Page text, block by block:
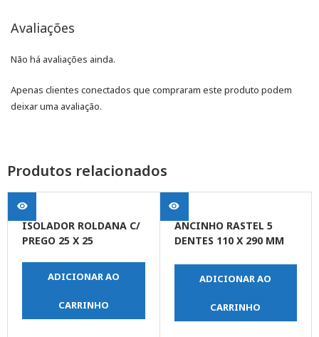
Avaliações
Não há avaliações ainda.
Apenas clientes conectados que compraram este produto podem
deixar uma avaliação.
Produtos relacionados
ISOLADOR ROLDANA C/
PREGO 25 X 25
ADICIONAR AO
CARRINHO
ANCINHO RASTEL 5
DENTES 110 X 290 MM
ADICIONAR AO
CARRINHO